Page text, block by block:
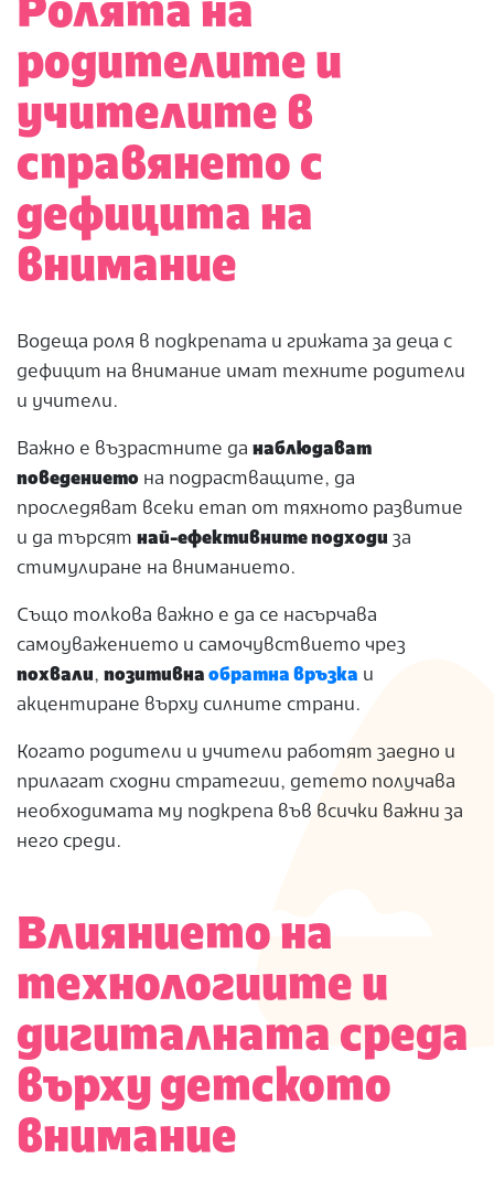
Ролята на
родителите и
учителите в
справянето с
дефицита на
внимание
Водеща роля в подкрепата и грижата за деца с
дефицит на внимание имат техните родители
и учители.
Важно е възрастните да наблюдават
поведението на подрастващите, да
проследяват всеки етап от тяхното развитие
и да търсят най-ефективните подходи за
стимулиране на вниманието.
Също толкова важно е да се насърчава
самоуважението и самочувствието чрез
похвали, позитивна обратна връзка и
акцентиране върху силните страни.
Когато родители и учители работят заедно и
прилагат сходни стратегии, детето получава
необходимата му подкрепа във всички важни за
него среди.
Влиянието на
технологиите и
дигиталната среда
върху детското
внимание